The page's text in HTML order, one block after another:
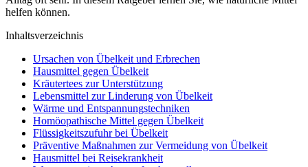
helfen können.
Inhaltsverzeichnis
Ursachen von Übelkeit und Erbrechen
Hausmittel gegen Übelkeit
Kräutertees zur Unterstützung
Lebensmittel zur Linderung von Übelkeit
Wärme und Entspannungstechniken
Homöopathische Mittel gegen Übelkeit
Flüssigkeitszufuhr bei Übelkeit
Präventive Maßnahmen zur Vermeidung von Übelkeit
Hausmittel bei Reisekrankheit